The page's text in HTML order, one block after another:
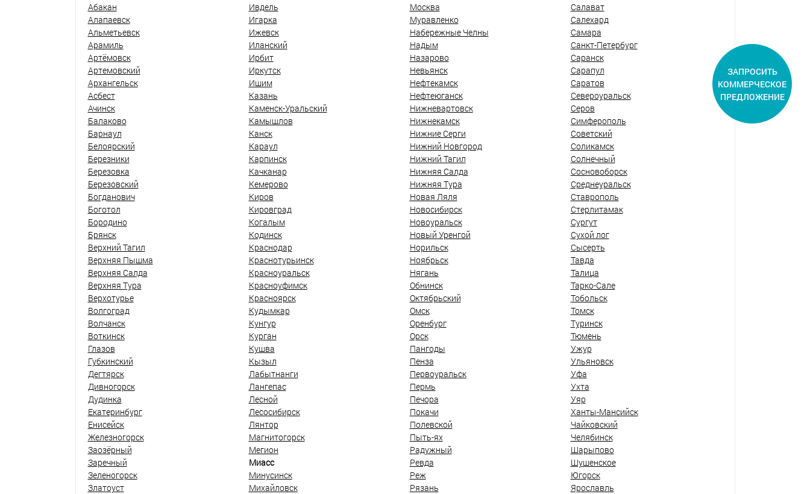
Абакан
Алапаевск
Альметьевск
Арамиль
Артёмовск
Артемовский
Архангельск
Асбест
Ачинск
Балаково
Барнаул
Белоярский
Березники
Березовка
Березовский
Богданович
Боготол
Бородино
Брянск
Верхний Тагил
Верхняя Пышма
Верхняя Салда
Верхняя Тура
Верхотурье
Волгоград
Волчанск
Воткинск
Глазов
Губкинский
Дегтярск
Дивногорск
Дудинка
Екатеринбург
Енисейск
Железногорск
Заозёрный
Заречный
Зеленогорск
Златоуст
Ивдель
Игарка
Ижевск
Иланский
Ирбит
Иркутск
Ишим
Казань
Каменск-Уральский
Камышлов
Канск
Караул
Карпинск
Качканар
Кемерово
Киров
Кировград
Когалым
Кодинск
Краснодар
Краснотурьинск
Красноуральск
Красноуфимск
Красноярск
Кудымкар
Кунгур
Курган
Кушва
Кызыл
Лабытнанги
Лангепас
Лесной
Лесосибирск
Лянтор
Магнитогорск
Мегион
Миасс
Минусинск
Михайловск
Москва
Муравленко
Набережные Челны
Надым
Назарово
Невьянск
Нефтекамск
Нефтеюганск
Нижневартовск
Нижнекамск
Нижние Серги
Нижний Новгород
Нижний Тагил
Нижняя Салда
Нижняя Тура
Новая Ляля
Новосибирск
Новоуральск
Новый Уренгой
Норильск
Ноябрьск
Нягань
Обнинск
Октябрьский
Омск
Оренбург
Орск
Пангоды
Пенза
Первоуральск
Пермь
Печора
Покачи
Полевской
Пыть-ях
Радужный
Ревда
Реж
Рязань
Салават
Салехард
Самара
Санкт-Петербург
Саранск
Сарапул
Саратов
Североуральск
Серов
Симферополь
Советский
Соликамск
Солнечный
Сосновоборск
Среднеуральск
Ставрополь
Стерлитамак
Сургут
Сухой лог
Сысерть
Тавда
Талица
Тарко-Сале
Тобольск
Томск
Туринск
Тюмень
Ужур
Ульяновск
Уфа
Ухта
Уяр
Ханты-Мансийск
Чайковский
Челябинск
Шарыпово
Шушенское
Югорск
Ярославль
ЗАПРОСИТЬ
КОММЕРЧЕСКОЕ
ПРЕДЛОЖЕНИЕ